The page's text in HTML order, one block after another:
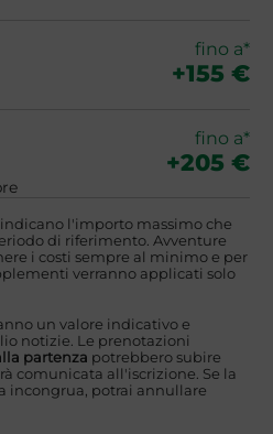
fino a*
+155 €
fino a*
+205 €
l'importo massimo che
di riferimento. Avventure
i costi sempre al minimo e per
verranno applicati solo
un valore indicativo e
notizie. Le prenotazioni
partenza potrebbero subire
comunicata all'iscrizione. Se la
incongrua, potrai annullare